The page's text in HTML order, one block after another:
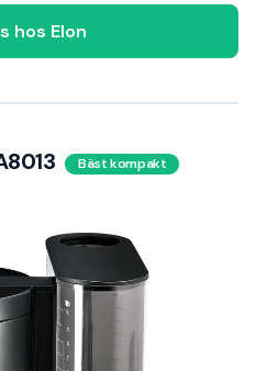
hos Elon
Bäst kompakt